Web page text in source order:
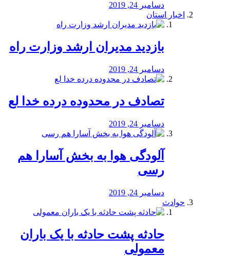
دسامبر 24, 2019
اخبار استان
بازدید مدیران ارشد وزارت راه
دسامبر 24, 2019
تصادف در محدوده درده خدا لع
دسامبر 24, 2019
آلودگی هوا به بخش آسارا هم
رسی
دسامبر 24, 2019
حوادث
️حادثه پشت حادثه با یک باران
معمولی